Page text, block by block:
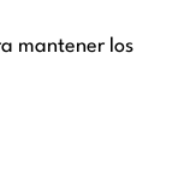
mantener los